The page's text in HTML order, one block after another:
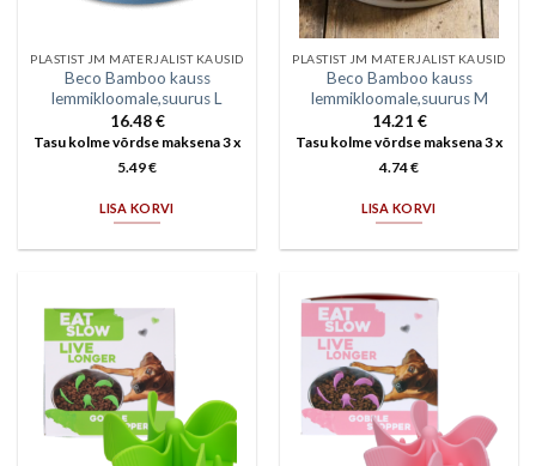
PLASTIST JM MATERJALIST KAUSID
Beco Bamboo kauss
lemmikloomale,suurus L
16.48€
Tasu kolme võrdse maksena 3 x
5.49€
LISA KORVI
PLASTIST JM MATERJALIST KAUSID
Beco Bamboo kauss
lemmikloomale,suurus M
14.21 €
Tasu kolme võrdse maksena 3 x
4.74€
LISA KORVI